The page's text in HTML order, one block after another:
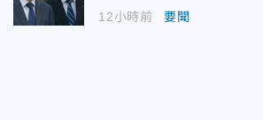
12小時前 要聞